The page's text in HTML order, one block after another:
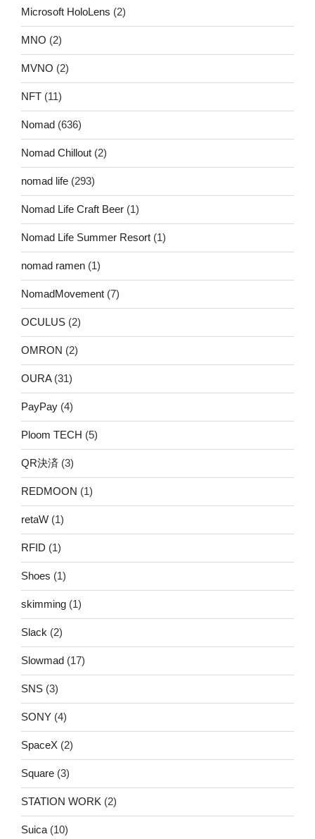
Microsoft HoloLens (2)
MNO (2)
MVNO (2)
NFT (11)
Nomad (636)
Nomad Chillout (2)
nomad life (293)
Nomad Life Craft Beer (1)
Nomad Life Summer Resort (1)
nomad ramen (1)
NomadMovement (7)
OCULUS (2)
OMRON (2)
OURA(31)
PayPay (4)
Ploom TECH (5)
QR決済 (3)
REDMOON (1)
retaW (1)
RFID (1)
Shoes (1)
skimming (1)
Slack (2)
Slowmad (17)
SNS (3)
SONY (4)
SpaceX (2)
Square (3)
STATION WORK (2)
Suica (10)